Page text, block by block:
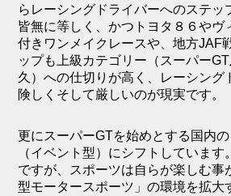
らレーシングドライバーへのステッ
皆無に等しく、かつトヨタ８６やヴ
付きワンメイクレースや、地方JAF
ップも上級カテゴリー（スーパー
久）への仕切りが高く、レーシング
険しくそして厳しいのが現実です。
更にスーパーGTを始めとする国内
（イベント型）にシフトしています。
ですが、スポーツは自らが楽しむ事
型モータースポーツ」の環境を拡大